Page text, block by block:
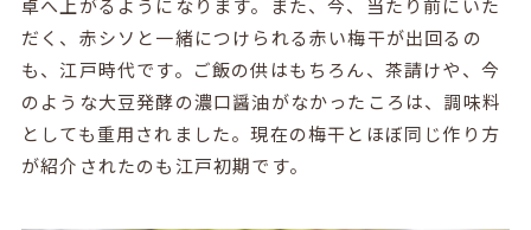
だく、赤シソと一緒につけられる赤い梅干が出回るの
も、江戸時代です。ご飯の供はもちろん、茶請けや、今
のような大豆発酵の濃口醤油がなかったころは、調味料
としても重用されました。現在の梅干とほぼ同じ作り方
が紹介されたのも江戸初期です。